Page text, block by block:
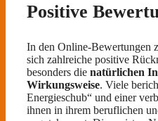
Positive
In den Online-Bewertungen
sich zahlreiche positive
besonders die natürlichen
Wirkungsweise. Viele
Energieschub“ und einer
ihnen in ihrem beruflichen